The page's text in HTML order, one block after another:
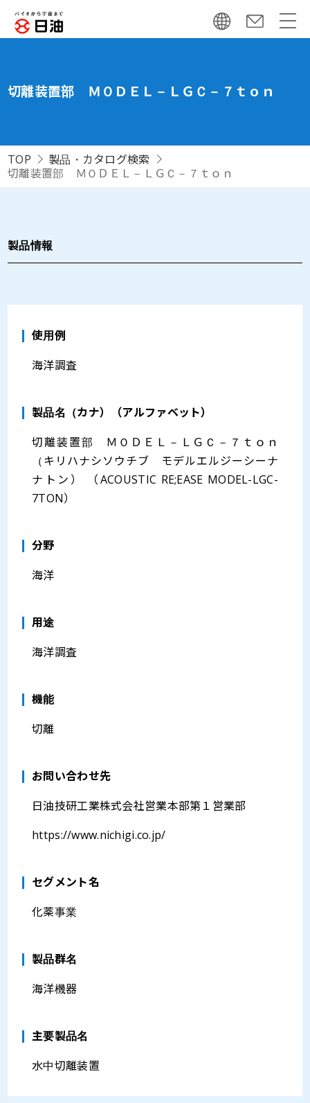
切離装置部 ＭＯＤＥＬ－ＬＧＣ－７ｔｏｎ
TOP
製品・カタログ検索
切離装置部 ＭＯＤＥＬ－ＬＧＣ－７ｔｏｎ
製品情報
使用例
海洋調査
製品名（カナ）（アルファベット）
切離装置部 ＭＯＤＥＬ－ＬＧＣ－７ｔｏｎ
（キリハナシソウチブ モデルエルジーシーナ
ナトン） （ACOUSTIC RE;EASE MODEL-LGC-
7TON）
分野
海洋
⽤途
海洋調査
機能
切離
お問い合わせ先
日油技研工業株式会社営業本部第１営業部
https://www.nichigi.co.jp/
セグメント名
化薬事業
製品群名
海洋機器
主要製品名
水中切離装置